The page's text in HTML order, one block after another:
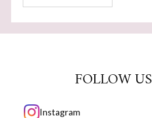
FOLLOW US
Instagram